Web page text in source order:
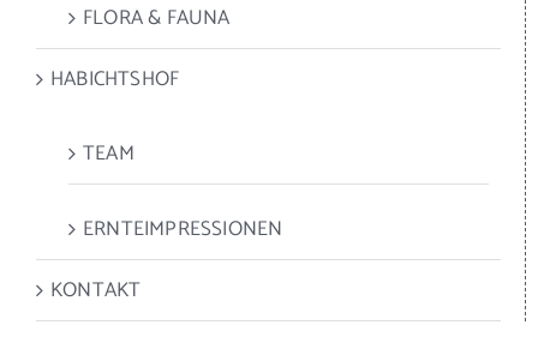
FLORA & FAUNA
HABICHTSHOF
TEAM
ERNTEIMPRESSIONEN
KONTAKT